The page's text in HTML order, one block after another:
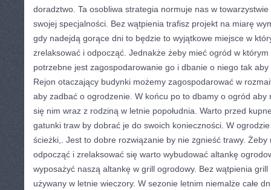
doradztwo. Ta osobliwa strategia normuje nas w
swojej specjalności. Bez wątpienia trafisz projekt na miarę
gdy nadejdą gorące dni to będzie to wyjątkowe miejsce w
zrelaksować i odpocząć. Jednakże żeby mieć ogród w
potrzebne jest zagospodarowanie go i dbanie o niego tak aby
Rejon otaczający budynki możemy zagospodarować w
aby zadbać o ogrodzenie. W końcu po to dbamy o ogród aby
się nim wraz z rodziną w letnie popołudnia. Warto przed
gatunki traw by dobrać je do swoich konieczności. W
ścieżki,. Jest to dobre rozwiązanie by nie zgnieść trawy. Żeby
odpocząć i zrelaksować się warto wybudować altankę
wyposażyć naszą altankę w grill ogrodowy. Bez wątpienia
używany w letnie wieczory. W sezonie letnim niemalże całe